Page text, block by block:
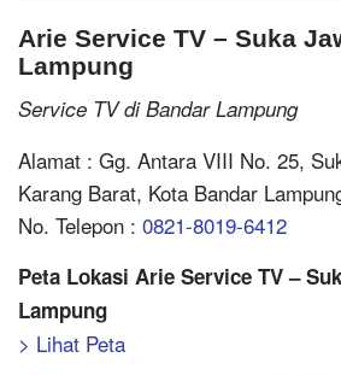
Arie Service TV – Suka
Lampung
Service TV di Bandar Lampung
Alamat : Gg. Antara VIII No. 25,
Karang Barat, Kota Bandar
No. Telepon : 0821-8019-6412
Peta Lokasi Arie Service TV –
Lampung
> Lihat Peta